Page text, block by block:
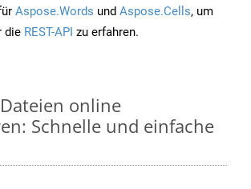
Aspose.Words und Aspose.Cells, um
die REST-API zu erfahren.
Dateien online
Schnelle und einfache